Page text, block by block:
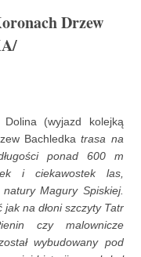
Drzew
(wyjazd kolejką
Bachledkatrasa na
ponad 600 m
i ciekawostek las,
Magury Spiskiej.
na dłoni szczyty Tatr
czy malownicze
wybudowany pod